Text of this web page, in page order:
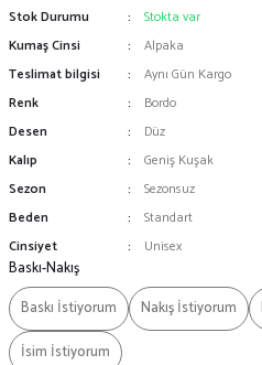
Stok Durumu
Stokta var
Kumaş Cinsi
Alpaka
Teslimat bilgisi
Aynı Gün Kargo
Renk
Bordo
Desen
Düz
Kalıp
Geniş Kuşak
Sezon
Sezonsuz
Beden
Standart
Cinsiyet
Unisex
Baskı-Nakış
Baskı İstiyorum
Nakış İstiyorum
İsim İstiyorum